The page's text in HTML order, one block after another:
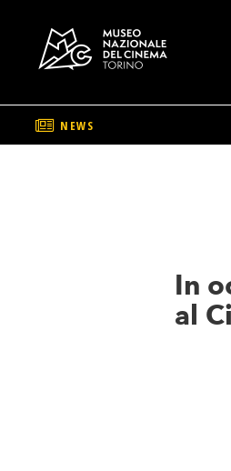
Salta
NEWS
In
al